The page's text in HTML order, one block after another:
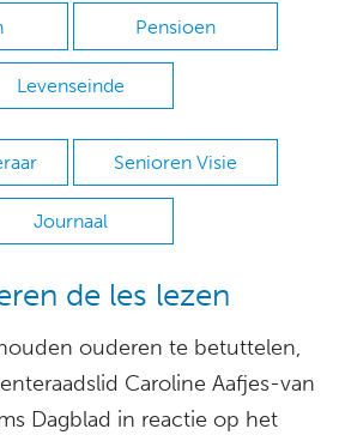
Pensioen
Levenseinde
Senioren Visie
Journaal
de les lezen
ouderen te betuttelen,
Caroline Aafjes-van
Dagblad in reactie op het